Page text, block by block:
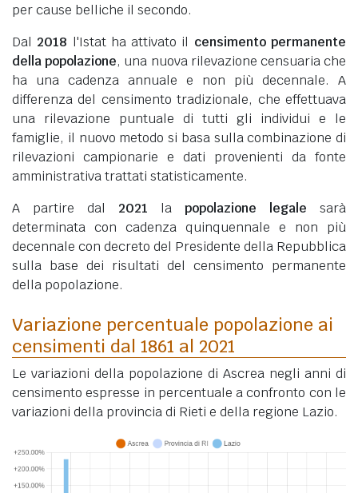
per cause belliche il secondo.
Dal 2018 l'Istat ha attivato il censimento permanente
della popolazione, una nuova rilevazione censuaria che
ha una cadenza annuale e non più decennale. A
differenza del censimento tradizionale, che effettuava
una rilevazione puntuale di tutti gli individui e le
famiglie, il nuovo metodo si basa sulla combinazione di
rilevazioni campionarie e dati provenienti da fonte
amministrativa trattati statisticamente.
A partire dal 2021 la popolazione legale sarà
determinata con cadenza quinquennale e non più
decennale con decreto del Presidente della Repubblica
sulla base dei risultati del censimento permanente
della popolazione.
Variazione percentuale popolazione ai
censimenti dal 1861 al 2021
Le variazioni della popolazione di Ascrea negli anni di
censimento espresse in percentuale a confronto con le
variazioni della provincia di Rieti e della regione Lazio.